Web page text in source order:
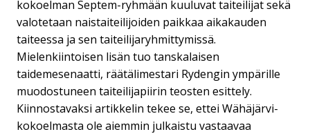
kokoelman Septem-ryhmään kuuluvat taiteilijat sekä
valotetaan naistaiteilijoiden paikkaa aikakauden
taiteessa ja sen taiteilijaryhmittymissä.
Mielenkiintoisen lisän tuo tanskalaisen
taidemesenaatti, räätälimestari Rydengin ympärille
muodostuneen taiteilijapiirin teosten esittely.
Kiinnostavaksi artikkelin tekee se, ettei Wähäjärvi-
kokoelmasta ole aiemmin julkaistu vastaavaa